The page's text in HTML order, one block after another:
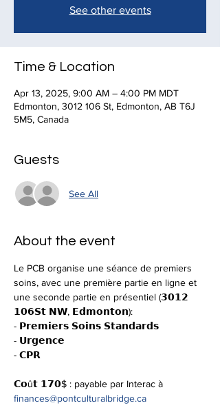
See other events
Time & Location
Apr 13, 2025, 9:00 AM – 4:00 PM MDT
Edmonton, 3012 106 St, Edmonton, AB T6J
5M5, Canada
Guests
See All
About the event
Le PCB organise une séance de premiers
soins, avec une première partie en ligne et
une seconde partie en présentiel (𝟯𝟬𝟭𝟮
𝟭𝟬𝟲𝗦𝘁 𝗡𝗪, 𝗘𝗱𝗺𝗼𝗻𝘁𝗼𝗻):
- 𝗣𝗿𝗲𝗺𝗶𝗲𝗿𝘀 𝗦𝗼𝗶𝗻𝘀 𝗦𝘁𝗮𝗻𝗱𝗮𝗿𝗱𝘀
- 𝗨𝗿𝗴𝗲𝗻𝗰𝗲
- 𝗖𝗣𝗥
𝗖𝗼û𝘁 𝟭𝟳𝟬$ : payable par Interac à
finances@pontculturalbridge.ca